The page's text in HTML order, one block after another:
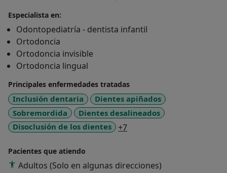
Especialista en:
Odontopediatría - dentista infantil
Ortodoncia
Ortodoncia invisible
Ortodoncia lingual
Principales enfermedades tratadas
Inclusión dentaria
Dientes apiñados
Sobremordida
Dientes desalineados
Disoclusión de los dientes
+7a11y_sr_more_diseases
Pacientes que atiendo
Adultos (Solo en algunas direcciones)